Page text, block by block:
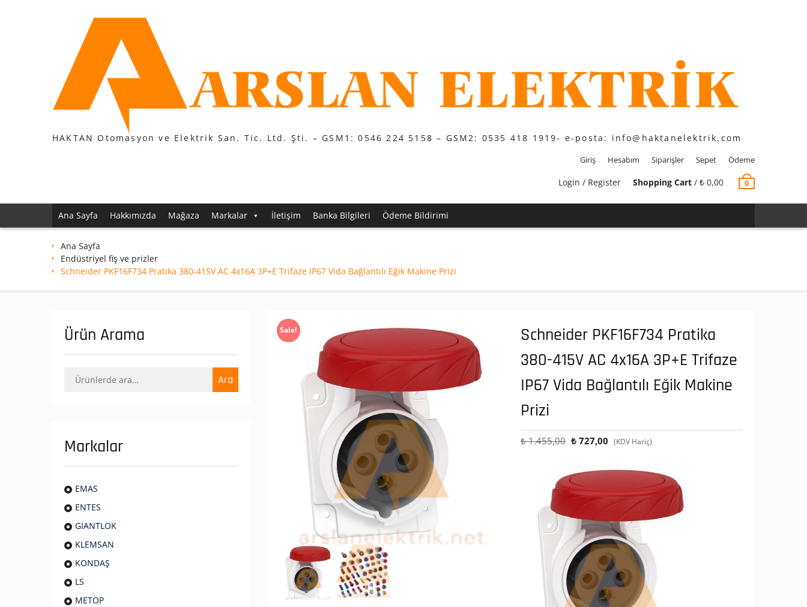
HAKTAN Otomasyon ve Elektrik San. Tic. Ltd. Şti. – GSM1: 0546 224 5158 – GSM2: 0535 418 1919- e-posta: info@haktanelektrik.com
Giriş Hesabım Siparişler Sepet Ödeme
Login / Register Shopping Cart / ₺ 0,00 0
Ana Sayfa Hakkımızda Mağaza Markalar İletişim Banka Bilgileri Ödeme Bildirimi
Ana Sayfa
Endüstriyel fiş ve prizler
Schneider PKF16F734 Pratika 380-415V AC 4x16A 3P+E Trifaze IP67 Vida Bağlantılı Eğik Makine Prizi
Sale!
Schneider PKF16F734 Pratika
380-415V AC 4x16A 3P+E Trifaze
IP67 Vida Bağlantılı Eğik Makine
Prizi
₺1.455,00 Orijinal
₺ 1.455,00.
₺ 727,00 Şu
fiyat:
(KDV Hariç)
Ürün Arama
Ara: Ara
Markalar
EMAS
ENTES
GIANTLOK
KLEMSAN
KONDAŞ
LS
METOP